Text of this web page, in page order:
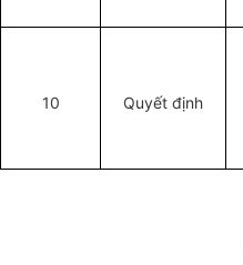
10 Quyết định